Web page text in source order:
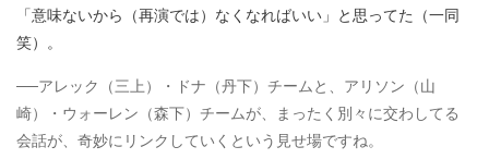
「意味ないから（再演では）なくなればいい」と思ってた（一同
笑）。
──アレック（三上）・ドナ（丹下）チームと、アリソン（山
崎）・ウォーレン（森下）チームが、まったく別々に交わしてる
会話が、奇妙にリンクしていくという見せ場ですね。